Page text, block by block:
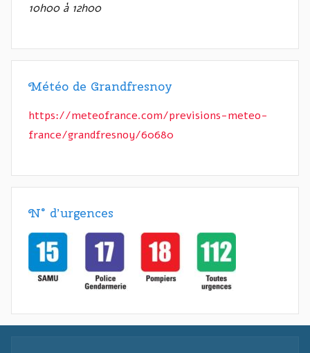
10h00 à 12h00
Météo de Grandfresnoy
https://meteofrance.com/previsions-meteo-
france/grandfresnoy/60680
N° d’urgences